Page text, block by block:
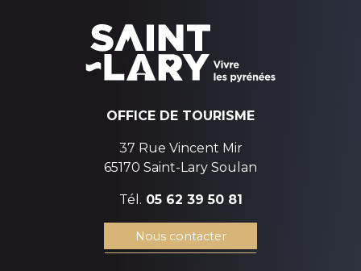
OFFICE DE TOURISME
37 Rue Vincent Mir
65170 Saint-Lary Soulan
Tél. 05 62 39 50 81
Nous contacter